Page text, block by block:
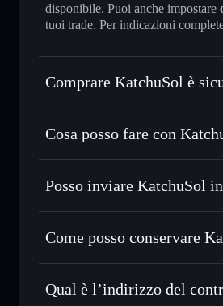
disponibile. Puoi anche impostare
tuoi trade. Per indicazioni
Comprare KatchuSol è
KatchuSol non è verificato
Cosa posso fare con
KatchuSol
wallet Solflare
Scambiare istantaneamente —
Usare il DCA— applica la
Inviare in modo riservato—
privacy incorporato di Solflare
Posso inviare KatchuSol
Come posso conservare
Qual è l’indirizzo del